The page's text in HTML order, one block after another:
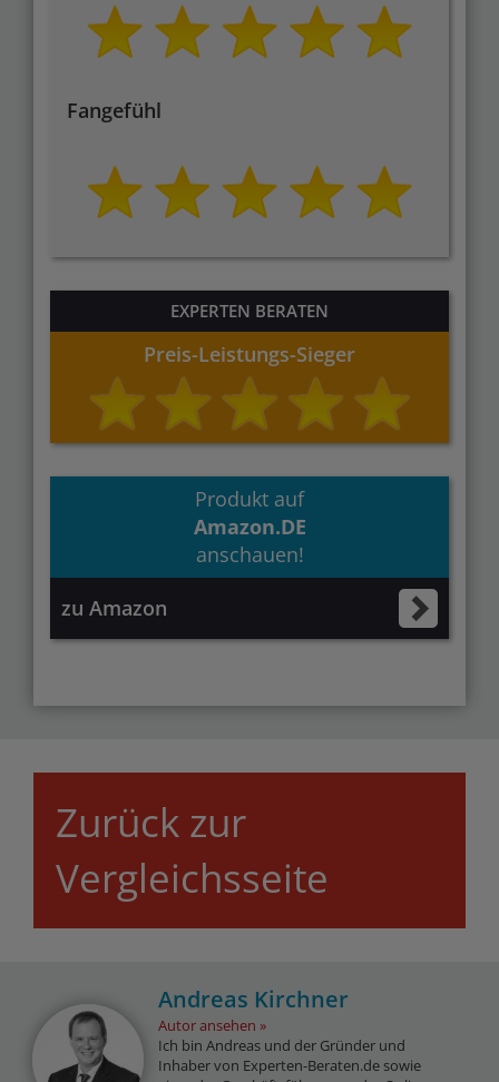
Fangefühl
EXPERTEN BERATEN
Preis-Leistungs-Sieger
Produkt auf
Amazon.DE
anschauen!
zu Amazon
Zurück zur
Vergleichsseite
Andreas Kirchner
Autor ansehen
Ich bin Andreas und der Gründer und
Inhaber von Experten-Beraten.de sowie